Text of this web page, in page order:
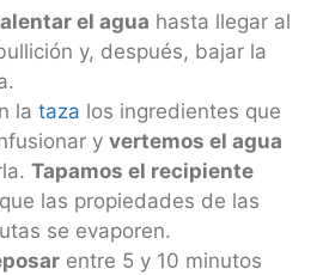
el agua hasta llegar al
y, después, bajar la
la taza los ingredientes que
y vertemos el agua
Tapamos el recipiente
las propiedades de las
se evaporen.
entre 5 y 10 minutos